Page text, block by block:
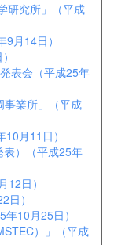
研究所」（平成
月14日）
表会（平成25年
事業所」（平成
月11日）
表）（平成25年
日）
日）
10月25日）
）」（平成